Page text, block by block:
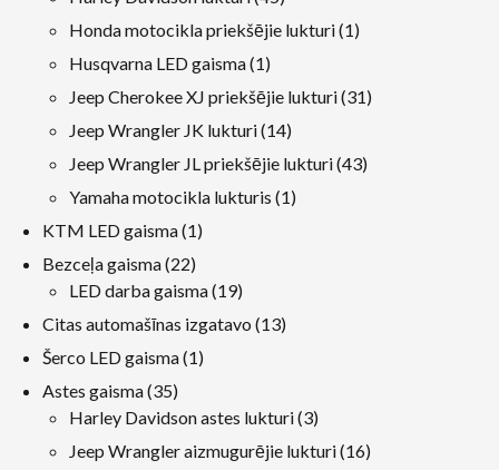
produkti
Honda motocikla priekšējie lukturi 11
Husqvarna LED gaisma 11
produkts
Jeep Cherokee XJ priekšējie lukturi 3131
Jeep Wrangler JK lukturi 1414
produkti
Jeep Wrangler JL priekšējie lukturi 4343
Yamaha motocikla lukturis 11
KTM LED gaisma 11
Bezceļa gaisma 2222
produkti
LED darba gaisma 1919
produkti
Citas automašīnas izgatavo 1313
Šerco LED gaisma 11
Astes gaisma 3535
produkti
Harley Davidson astes lukturi 33
produkti
Jeep Wrangler aizmugurējie lukturi 1616